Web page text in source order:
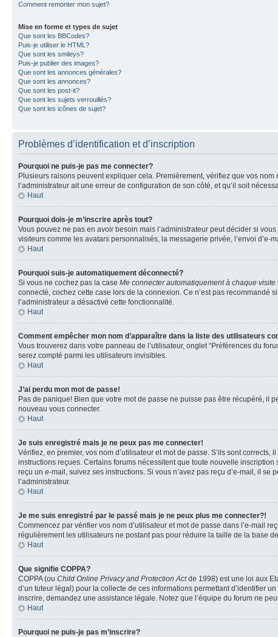
Comment remonter mon sujet?
Mise en forme et types de sujet
Que sont les BBCodes?
Puis-je utiliser le HTML?
Que sont les smileys?
Puis-je publier des images?
Que sont les annonces générales?
Que sont les annonces?
Que sont les post-it?
Que sont les sujets verrouillés?
Que sont les icônes de sujet?
Problèmes d’identification et d’inscription
Pourquoi ne puis-je pas me connecter?
Plusieurs raisons peuvent expliquer cela. Premièrement, vérifiez que vos
l’administrateur ait une erreur de configuration de son côté, et qu’il soit
Haut
Pourquoi dois-je m’inscrire après tout?
Vous pouvez ne pas en avoir besoin mais l’administrateur peut décider si
visiteurs comme les avatars personnalisés, la messagerie privée, l’envoi
Haut
Pourquoi suis-je automatiquement déconnecté?
Si vous ne cochez pas la case Me connecter automatiquement à chaque visite
connecté, cochez cette case lors de la connexion. Ce n’est pas
l’administrateur a désactivé cette fonctionnalité.
Haut
Comment empêcher mon nom d’apparaître dans la liste des utilisateurs
Vous trouverez dans votre panneau de l’utilisateur, onglet “Préférences du
serez compté parmi les utilisateurs invisibles.
Haut
J’ai perdu mon mot de passe!
Pas de panique! Bien que votre mot de passe ne puisse pas être récupéré, il
nouveau vous connecter.
Haut
Je suis enregistré mais je ne peux pas me connecter!
Vérifiez, en premier, vos nom d’utilisateur et mot de passe. S’ils sont
instructions reçues. Certains forums nécessitent que toute nouvelle
reçu un e-mail, suivez ses instructions. Si vous n’avez pas reçu d’e-mail, il
l’administrateur.
Haut
Je me suis enregistré par le passé mais je ne peux plus me connecter?!
Commencez par vérifier vos nom d’utilisateur et mot de passe dans l’e-mail
régulièrement les utilisateurs ne postant pas pour réduire la taille de la base
Haut
Que signifie COPPA?
COPPA (ou Child Online Privacy and Protection Actde 1998) est une loi aux
d’un tuteur légal) pour la collecte de ces informations permettant d’identifier
inscrire, demandez une assistance légale. Notez que l’équipe du forum ne
Haut
Pourquoi ne puis-je pas m’inscrire?